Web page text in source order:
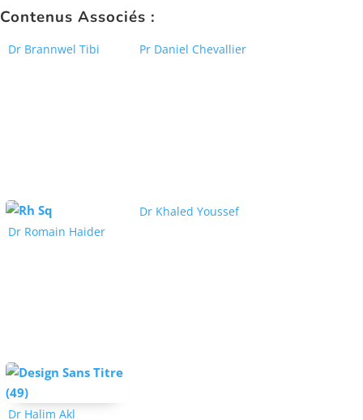
Contenus Associés :
Dr Brannwel Tibi Pr Daniel Chevallier
Dr Romain Haider
Dr Khaled Youssef
Dr Halim Akl